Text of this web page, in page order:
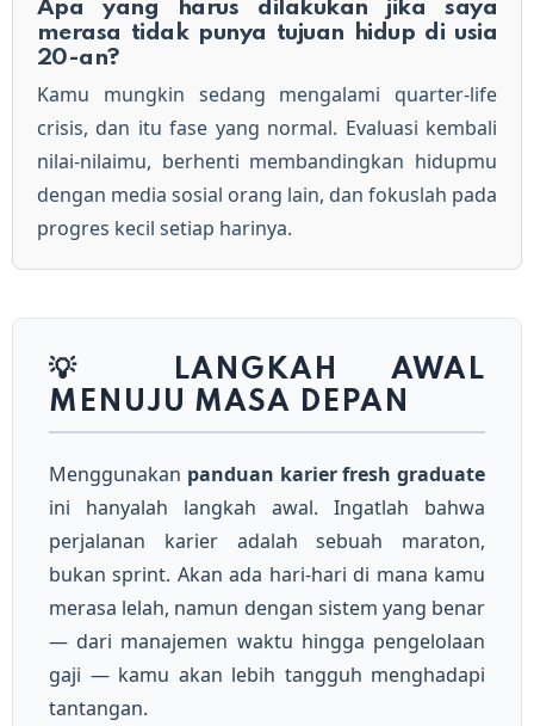
Apa yang harus dilakukan jika saya
merasa tidak punya tujuan hidup di usia
20-an?
Kamu mungkin sedang mengalami quarter-life
crisis, dan itu fase yang normal. Evaluasi kembali
nilai-nilaimu, berhenti membandingkan hidupmu
dengan media sosial orang lain, dan fokuslah pada
progres kecil setiap harinya.
💡 LANGKAH AWAL
MENUJU MASA DEPAN
Menggunakan panduan karier fresh graduate
ini hanyalah langkah awal. Ingatlah bahwa
perjalanan karier adalah sebuah maraton,
bukan sprint. Akan ada hari-hari di mana kamu
merasa lelah, namun dengan sistem yang benar
— dari manajemen waktu hingga pengelolaan
gaji — kamu akan lebih tangguh menghadapi
tantangan.